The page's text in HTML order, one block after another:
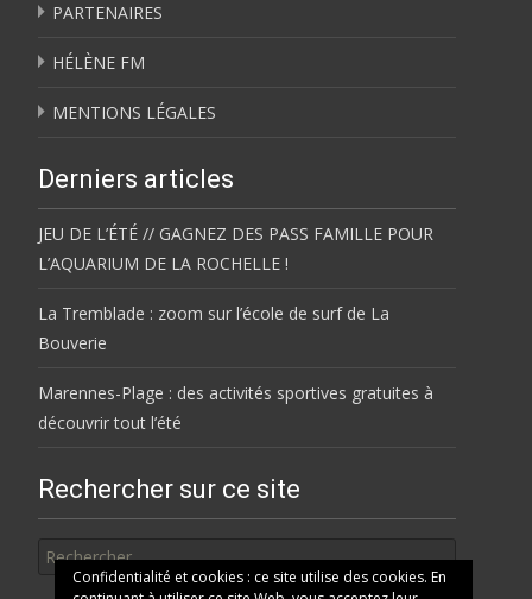
PARTENAIRES
HÉLÈNE FM
MENTIONS LÉGALES
Derniers articles
JEU DE L’ÉTÉ // GAGNEZ DES PASS FAMILLE POUR
L’AQUARIUM DE LA ROCHELLE !
La Tremblade : zoom sur l’école de surf de La
Bouverie
Marennes-Plage : des activités sportives gratuites à
découvrir tout l’été
Rechercher sur ce site
Confidentialité et cookies : ce site utilise des cookies. En